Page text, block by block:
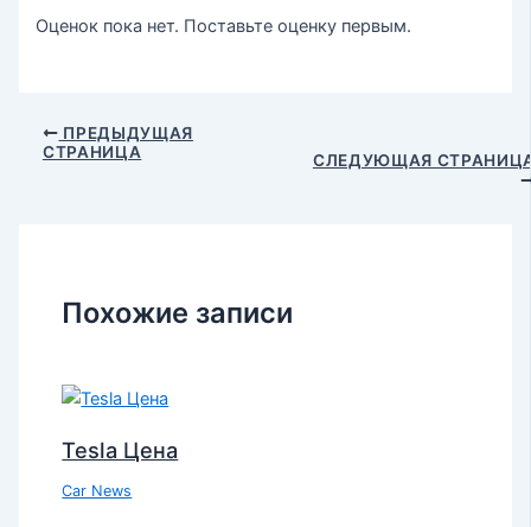
Оценок пока нет. Поставьте оценку первым.
ПРЕДЫДУЩАЯ
СТРАНИЦА
СЛЕДУЮЩАЯ
Похожие записи
Tesla Цена
Car News